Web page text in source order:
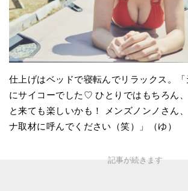
仕上げはベッドで寝転んでリラックス。
にサイコーでした♡ ひとりではもちろん
と来ても楽しいかも！ メンズノンノさん
ナ取材に呼んでください（笑）」（ゆ）